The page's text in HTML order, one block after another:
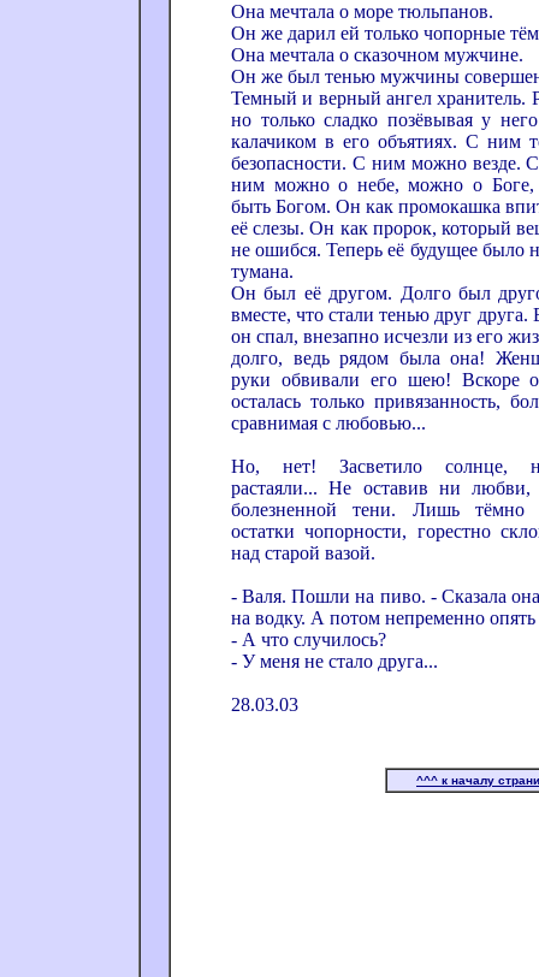
Она мечтала о море тюльпанов.
Он же дарил ей только чопорные
Она мечтала о сказочном мужчине.
Он же был тенью мужчины
Темный и верный ангел хранитель.
но только сладко позёвывая у
калачиком в его объятиях. С
безопасности. С ним можно
ним можно о небе, можно о
быть Богом. Он как промокашка
её слезы. Он как пророк, который
не ошибся. Теперь её будущее было
тумана.
Он был её другом. Долго был
вместе, что стали тенью друг
он спал, внезапно исчезли из его
долго, ведь рядом была она!
руки обвивали его шею! Вскоре
осталась только привязанность,
сравнимая с любовью...
Но, нет! Засветило солнце,
растаяли... Не оставив ни
болезненной тени. Лишь тёмно
остатки чопорности, горестно
над старой вазой.
- Валя. Пошли на пиво. - Сказала
на водку. А потом непременно
- А что случилось?
- У меня не стало друга...
28.03.03
^^^ к началу